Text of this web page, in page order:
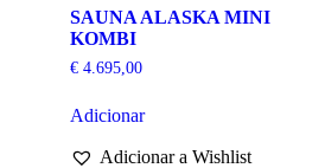
SAUNA ALASKA MINI
KOMBI
€4.695,00
Adicionar
Adicionar a Wishlist